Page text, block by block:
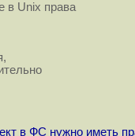
в Unix права
в ФС нужно